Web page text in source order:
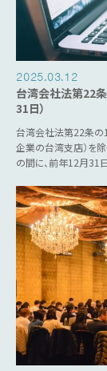
2025.03.12
台湾会社法第22
31日）
台湾会社法第22条の1
企業の台湾支店）を
の間に、前年12月31